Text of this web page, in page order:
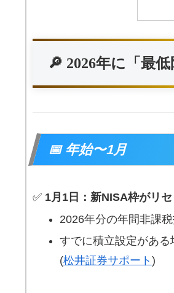
🔎 2026年に「最
📅 年始〜1月
✅ 1月1日：新NISA枠がリ
2026年分の年間非課
すでに積立設定がある
(松井証券サポート )